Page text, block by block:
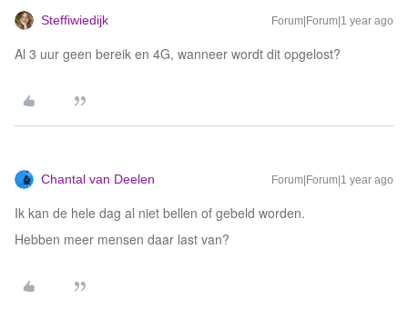
Steffiwiedijk Forum|Forum|1 year ago
Al 3 uur geen bereik en 4G, wanneer wordt dit opgelost?
Chantal van Deelen Forum|Forum|1 year ago
Ik kan de hele dag al niet bellen of gebeld worden.
Hebben meer mensen daar last van?